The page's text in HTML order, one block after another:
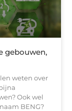
gebouwen,
weten over
Ook wel
BENG?